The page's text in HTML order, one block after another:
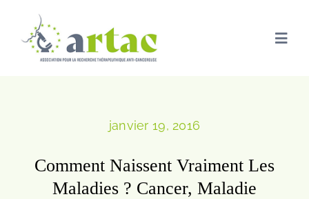
contenu
PRÉVENTION
janvier 19, 2016
Comment Naissent Vraiment Les
Maladies ? Cancer, Maladie